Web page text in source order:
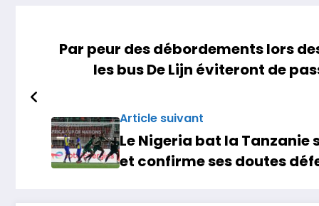
Par peur des débordements lors
les bus De Lijn éviteront de
Article suivant
Le Nigeria bat la
et confirme ses doutes